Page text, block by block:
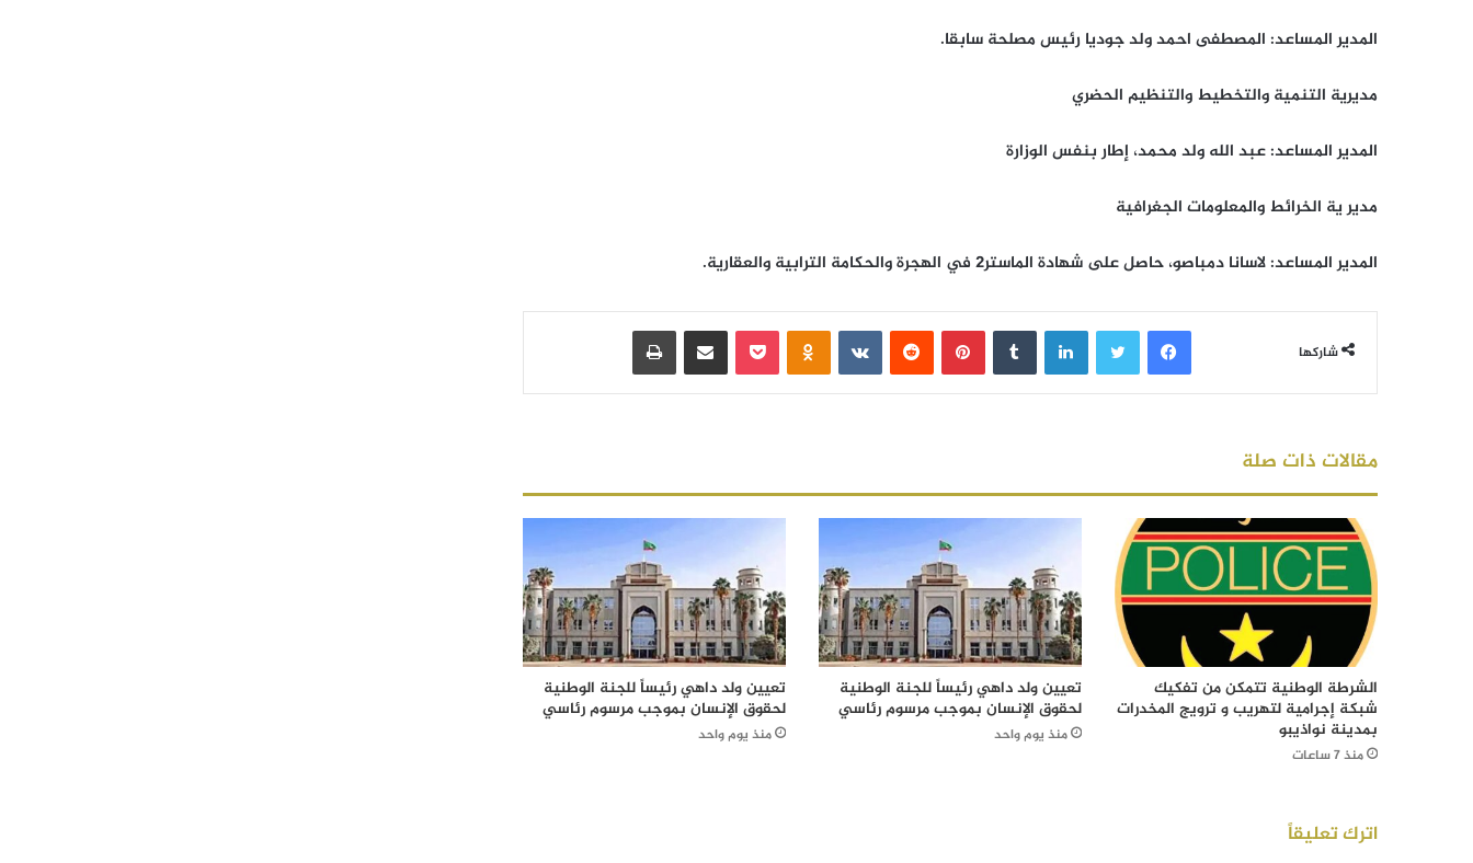
المدير المساعد: المصطفى احمد ولد جوديا رئيس مصلحة سابقا.
مديرية التنمية والتخطيط والتنظيم الحضري
المدير المساعد: عبد الله ولد محمد، إطار بنفس الوزارة
مدير ية الخرائط والمعلومات الجغرافية
المدير المساعد: لاسانا دمباصو، حاصل على شهادة الماستر2 في الهجرة والحكامة الترابية والعقارية.
شاركها
فيسبوك لينكدإن بينتيريست بوكيت مشاركة عبر البريد
مقالات ذات صلة
الشرطة الوطنية تتمكن من تفكيك
شبكة إجرامية لتهريب و ترويج المخدرات
بمدينة نواذيبو
منذ 7 ساعات
تعيين ولد داهي رئيساً للجنة الوطنية
لحقوق الإنسان بموجب مرسوم رئاسي
منذ يوم واحد
تعيين ولد داهي رئيساً للجنة الوطنية
لحقوق الإنسان بموجب مرسوم رئاسي
منذ يوم واحد
اترك تعليقاً